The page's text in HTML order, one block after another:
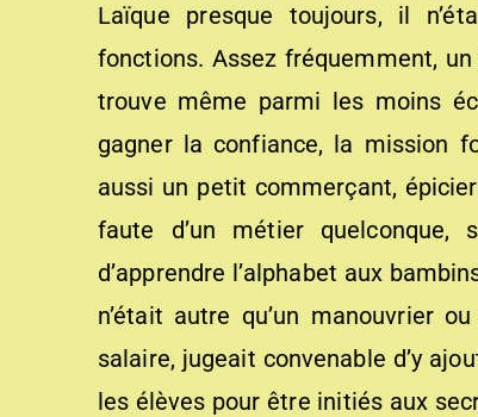
Laïque presque toujours, il
fonctions. Assez fréquemment,
trouve même parmi les moins
gagner la confiance, la mission
aussi un petit commerçant,
faute d’un métier
d’apprendre l’alphabet aux
n’était autre qu’un manouvrier
salaire, jugeait convenable d’y
les élèves pour être initiés aux